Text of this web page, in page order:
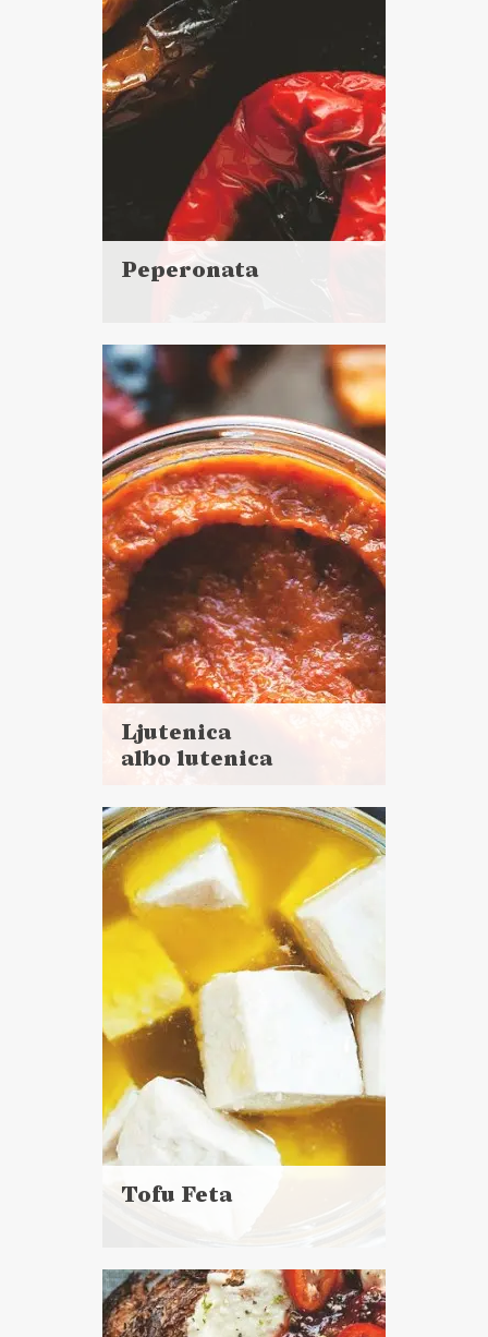
Peperonata
więcej
Czas przygotowania: 40 minut
+ 1 h 15 minut pieczenia i
oczekiwania
DO CHLEBA
SOSY I DODATKI
Ljutenica
albo lutenica
więcej
Czas przygotowania: 40 minut
+ 1 godzina pieczenia
DO CHLEBA
PRZETWORY
SOSY I DODATKI
Tofu Feta
więcej
Czas przygotowania:
do 30 minut